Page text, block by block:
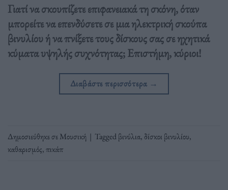
Γιατί να σκουπίζετε επιφανειακά τη σκόνη, όταν
μπορείτε να επενδύσετε σε μια ηλεκτρική σκούπα
βινυλίου ή να πνίξετε τους δίσκους σας σε ηχητικά
κύματα υψηλής συχνότητας; Επιστήμη, κύριοι!
Διαβάστε περισσότερα →
Δημοσιεύθηκε σεΜουσική | Taggedβινύλια,δίσκοι βινυλίου,
καθαρισμός,πικάπ